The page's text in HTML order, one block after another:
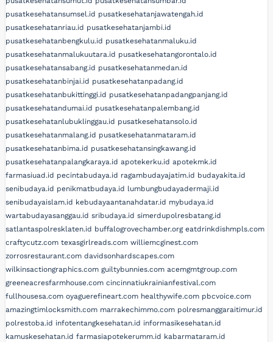
pusatkesehatansumsel.id pusatkesehatanjawatengah.id
pusatkesehatanriau.id pusatkesehatanjambi.id
pusatkesehatanbengkulu.id pusatkesehatanmaluku.id
pusatkesehatanmalukuutara.id pusatkesehatangorontalo.id
pusatkesehatansabang.id pusatkesehatanmedan.id
pusatkesehatanbinjai.id pusatkesehatanpadang.id
pusatkesehatanbukittinggi.id pusatkesehatanpadangpanjang.id
pusatkesehatandumai.id pusatkesehatanpalembang.id
pusatkesehatanlubuklinggau.id pusatkesehatansolo.id
pusatkesehatanmalang.id pusatkesehatanmataram.id
pusatkesehatanbima.id pusatkesehatansingkawang.id
pusatkesehatanpalangkaraya.id apotekerku.id apotekmk.id
farmasiuad.id pecintabudaya.id ragambudayajatim.id budayakita.id
senibudaya.id penikmatbudaya.id lumbungbudayadermaji.id
senibudayaislam.id kebudayaantanahdatar.id mybudaya.id
wartabudayasanggau.id sribudaya.id simerdupolresbatang.id
satlantaspolresklaten.id buffalogrovechamber.org eatdrinkdishmpls.com
craftycutz.com texasgirlreads.com williemcginest.com
zorrosrestaurant.com davidsonhardscapes.com
wilkinsactiongraphics.com guiltybunnies.com acemgmtgroup.com
greeneacresfarmhouse.com cincinnatiukrainianfestival.com
fullhousesa.com oyaguerefineart.com healthywife.com pbcvoice.com
amazingtimlocksmith.com marrakechimmo.com polresmanggaraitimur.id
polrestoba.id infotentangkesehatan.id informasikesehatan.id
kamuskesehatan.id farmasiapotekerumm.id kabarmataram.id